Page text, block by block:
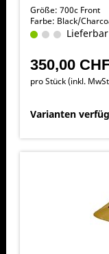
Größe: 700c Front
Farbe: Black/
Lieferbar
350,00
pro Stück (inkl.
Varianten